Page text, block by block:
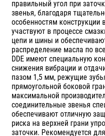
правильный угол при
звенья, благодаря
особенностям конструкции
участвуют в процессе
цепи и шины и
распределение масла по
DDE имеют специальную
снижения вибрации и
пазом 1,5 мм, режущие
прямоугольной боковой
максимальной
соединительные звенья
обеспечивают отличную
риска на верхней грани
заточки. Рекомендуется